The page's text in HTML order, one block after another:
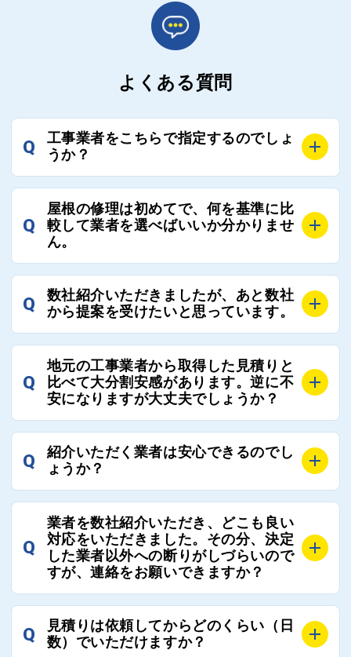
よくある質問
Q
工事業者をこちらで指定するのでしょ
うか？
お客様のご要望をお聞きし、条件に合った工事業者を
最大3社まで選定し、ご紹介いたします。
そのため、お客様に比較する業者を選定いただく必要
Q
屋根の修理は初めてで、何を基準に比
較して業者を選べばいいか分かりませ
ん。
選定基準はお客様によって異なりますが、価格はもち
ろんのこと、実績面や保証面、担当者の人柄や社歴、
し、総合的に判断ください。
また、選定に迷った際などは屋根コネクト事務局へご
連絡いただければ、お客様の屋根修理を全面的にフォ
ローさせていただきます。お気軽にご相談ください。
Q
数社紹介いただきましたが、あと数社
から提案を受けたいと思っています。
全国300社以上の登録業者がございますので、プラス
でご紹介の要望をいただければ、即時屋根コネクトに
て対応させていただきます。お気軽にお申し付けくだ
Q
地元の工事業者から取得した見積りと
比べて大分割安感があります。逆に不
安になりますが大丈夫でしょうか？
残念ながら、リフォーム業界は費用の内訳に不透明な
部分が多く、一見同じ工事でも１００万円以上の差が
屋根コネクトではそのような不安を抱えてしまう屋根
の修理において、適正で公正な工事業者選びのお手伝
いをさせていただくサイトでございます。
まだまだそのような業界だからこそ比較が重要になり
ますので、是非屋根コネクトを活用ください。
Q
紹介いただく業者は安心できるのでし
ょうか？
屋根コネクトでは、お客様の安心を支える「優良工事
業者チェック制度」を設けております。
屋根コネクトにて定期的にお客様アンケートを実施
し、そこで評価の低かった業者は事実確認の上で、屋
根コネクトの判断により即時登録を解除できる契約と
優良業者のみをご紹介できる体制により、お客様の安
心と信頼を維持しております。
Q
業者を数社紹介いただき、どこも良い
対応をいただきました。その分、決定
した業者以外への断りがしづらいので
すが、連絡をお願いできますか？
屋根コネクトにお任せください。屋根コネクトでは、
工事業者へのお断りも無料で代行しております。
Q
見積りは依頼してからどのくらい（日
数）でいただけますか？